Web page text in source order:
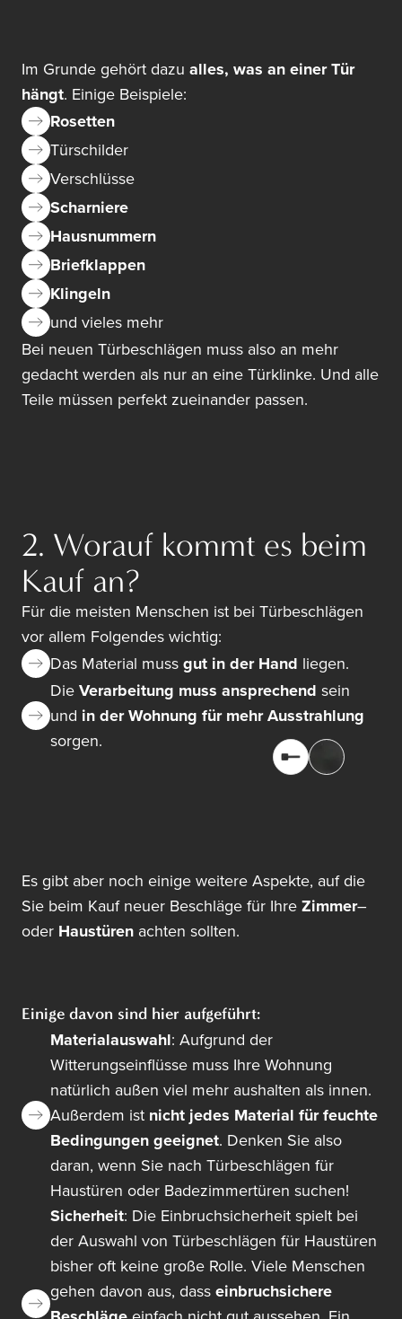
Im Grunde gehört dazu alles, was an einer Tür
hängt. Einige Beispiele:
Rosetten
Türschilder
Verschlüsse
Scharniere
Hausnummern
Briefklappen
Klingeln
und vieles mehr
Bei neuen Türbeschlägen muss also an mehr
gedacht werden als nur an eine Türklinke. Und alle
Teile müssen perfekt zueinander passen.
2. Worauf kommt es beim
Kauf an?
Für die meisten Menschen ist bei Türbeschlägen
vor allem Folgendes wichtig:
Das Material mussgut in der Hand liegen.
DieVerarbeitung muss ansprechend sein
und in der Wohnung für mehr Ausstrahlung
sorgen.
Es gibt aber noch einige weitere Aspekte, auf die
Sie beim Kauf neuer Beschläge für IhreZimmer–
oder Haustüren achten sollten.
Einige davon sind hier aufgeführt:
Materialauswahl: Aufgrund der
Witterungseinflüsse muss Ihre Wohnung
natürlich außen viel mehr aushalten als innen.
Außerdem ist nicht jedes Material für feuchte
Bedingungen geeignet. Denken Sie also
daran, wenn Sie nach Türbeschlägen für
Haustüren oder Badezimmertüren suchen!
Sicherheit: Die Einbruchsicherheit spielt bei
der Auswahl von Türbeschlägen für Haustüren
bisher oft keine große Rolle. Viele Menschen
gehen davon aus, dasseinbruchsichere